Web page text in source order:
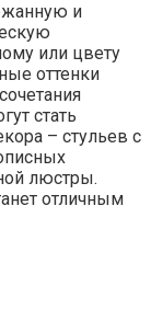
и
или цвету
оттенки
стать
– стульев с
люстры.
отличным